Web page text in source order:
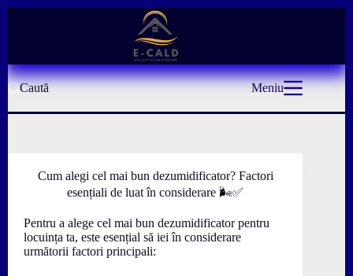
Caută Meniu
Cum alegi cel mai bun dezumidificator? Factori
esențiali de luat în considerare 🌬️✅
Pentru a alege cel mai bun dezumidificator pentru
locuința ta, este esențial să iei în considerare
următorii factori principali: